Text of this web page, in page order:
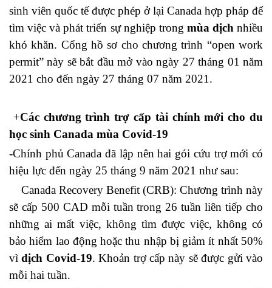
sinh viên quốc tế được phép ở lại Canada hợp pháp để
tìm việc và phát triển sự nghiệp trong mùa dịch nhiều
khó khăn. Cổng hồ sơ cho chương trình “open work
permit” này sẽ bắt đầu mở vào ngày 27 tháng 01 năm
2021 cho đến ngày 27 tháng 07 năm 2021.
+Các chương trình trợ cấp tài chính mới cho du
học sinh Canada mùa Covid-19
-Chính phủ Canada đã lập nên hai gói cứu trợ mới có
hiệu lực đến ngày 25 tháng 9 năm 2021 như sau:
Canada Recovery Benefit (CRB): Chương trình này
sẽ cấp 500 CAD mỗi tuần trong 26 tuần liên tiếp cho
những ai mất việc, không tìm được việc, không có
bảo hiểm lao động hoặc thu nhập bị giảm ít nhất 50%
vìdịch Covid-19. Khoản trợ cấp này sẽ được gửi vào
mỗi hai tuần.